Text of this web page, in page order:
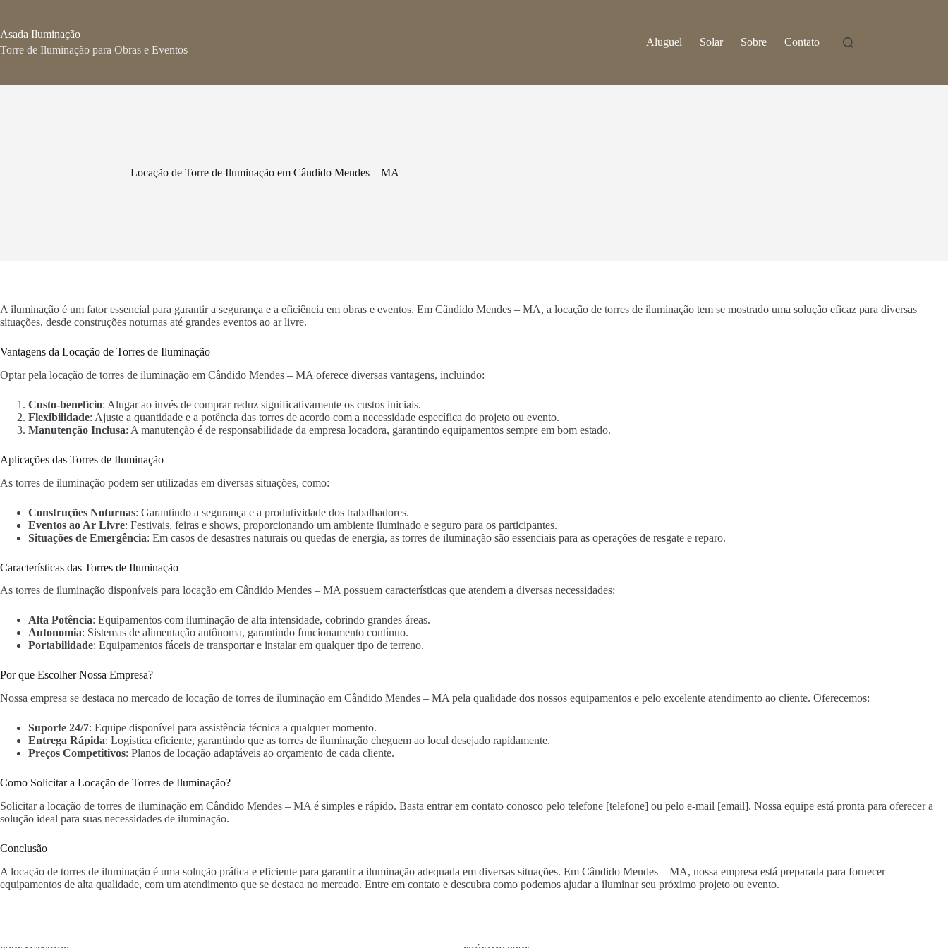
o
conteúdo
Asada Iluminação
Torre de Iluminação para Obras e Eventos
Aluguel Solar Sobre Contato
Locação de Torre de Iluminação em Cândido Mendes – MA
A iluminação é um fator essencial para garantir a segurança e a eficiência em obras e eventos. Em Cândido Mendes – MA, a locação de torres de iluminação tem se mostrado uma solução eficaz para diversas
situações, desde construções noturnas até grandes eventos ao ar livre.
Vantagens da Locação de Torres de Iluminação
Optar pela locação de torres de iluminação em Cândido Mendes – MA oferece diversas vantagens, incluindo:
Custo-benefício: Alugar ao invés de comprar reduz significativamente os custos iniciais.
Flexibilidade: Ajuste a quantidade e a potência das torres de acordo com a necessidade específica do projeto ou evento.
Manutenção Inclusa: A manutenção é de responsabilidade da empresa locadora, garantindo equipamentos sempre em bom estado.
Aplicações das Torres de Iluminação
As torres de iluminação podem ser utilizadas em diversas situações, como:
Construções Noturnas: Garantindo a segurança e a produtividade dos trabalhadores.
Eventos ao Ar Livre: Festivais, feiras e shows, proporcionando um ambiente iluminado e seguro para os participantes.
Situações de Emergência: Em casos de desastres naturais ou quedas de energia, as torres de iluminação são essenciais para as operações de resgate e reparo.
Características das Torres de Iluminação
As torres de iluminação disponíveis para locação em Cândido Mendes – MA possuem características que atendem a diversas necessidades:
Alta Potência: Equipamentos com iluminação de alta intensidade, cobrindo grandes áreas.
Autonomia: Sistemas de alimentação autônoma, garantindo funcionamento contínuo.
Portabilidade: Equipamentos fáceis de transportar e instalar em qualquer tipo de terreno.
Por que Escolher Nossa Empresa?
Nossa empresa se destaca no mercado de locação de torres de iluminação em Cândido Mendes – MA pela qualidade dos nossos equipamentos e pelo excelente atendimento ao cliente. Oferecemos:
Suporte 24/7: Equipe disponível para assistência técnica a qualquer momento.
Entrega Rápida: Logística eficiente, garantindo que as torres de iluminação cheguem ao local desejado rapidamente.
Preços Competitivos: Planos de locação adaptáveis ao orçamento de cada cliente.
Como Solicitar a Locação de Torres de Iluminação?
Solicitar a locação de torres de iluminação em Cândido Mendes – MA é simples e rápido. Basta entrar em contato conosco pelo telefone [telefone] ou pelo e-mail [email]. Nossa equipe está pronta para oferecer a
solução ideal para suas necessidades de iluminação.
Conclusão
A locação de torres de iluminação é uma solução prática e eficiente para garantir a iluminação adequada em diversas situações. Em Cândido Mendes – MA, nossa empresa está preparada para fornecer
equipamentos de alta qualidade, com um atendimento que se destaca no mercado. Entre em contato e descubra como podemos ajudar a iluminar seu próximo projeto ou evento.